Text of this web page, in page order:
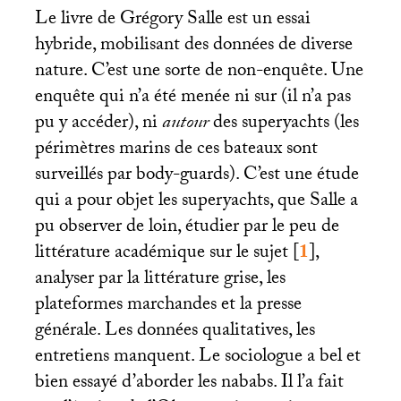
Le livre de Grégory Salle est un essai
hybride, mobilisant des données de diverse
nature. C’est une sorte de non-enquête. Une
enquête qui n’a été menée ni sur (il n’a pas
pu y accéder), niautourdes superyachts (les
périmètres marins de ces bateaux sont
surveillés par body-guards). C’est une étude
qui a pour objet les superyachts, que Salle a
pu observer de loin, étudier par le peu de
littérature académique sur le sujet[1],
analyser par la littérature grise, les
plateformes marchandes et la presse
générale. Les données qualitatives, les
entretiens manquent. Le sociologue a bel et
bien essayé d’aborder les nababs. Il l’a fait